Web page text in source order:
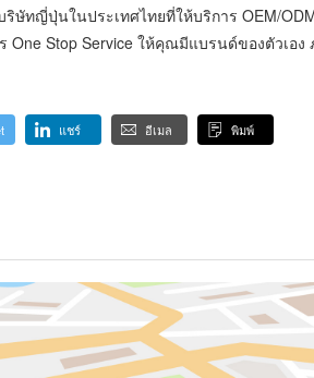
ษัทญี่ปุ่นในประเทศไทยที่ให้บริการ OEM/
One Stop Service ให้คุณมีแบรนด์ของตัวเอ
แชร์ อีเมล พิมพ์